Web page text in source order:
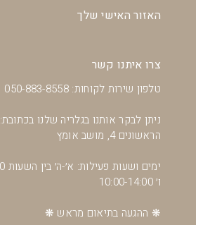
האזור האישי שלך
צרו איתנו קשר
טלפון שירות לקוחות: 050-883-8558
ניתן לבקר אותנו בגלריה שלנו בכתובת:
הראשונים 4, מושב אומץ
ו׳ 10:00-14:00
❋ ההגעה בתיאום מראש ❋